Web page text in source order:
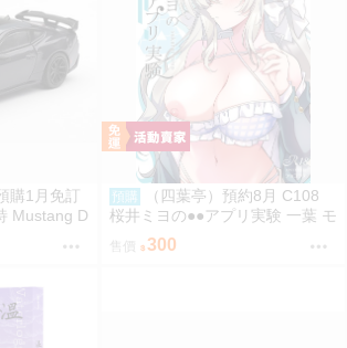
購1月免訂
Mustang D
預購
（四葉亭）預約8月 C108
桜井ミヨの●●アプリ実験 一葉 モ
售價 300